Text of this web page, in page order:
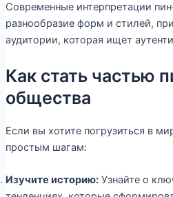
Современные интерпретации
разнообразие форм и стилей,
аудитории, которая ищет
Как стать частью
общества
Если вы хотите погрузиться в
простым шагам:
Изучите историю:Узнайте о